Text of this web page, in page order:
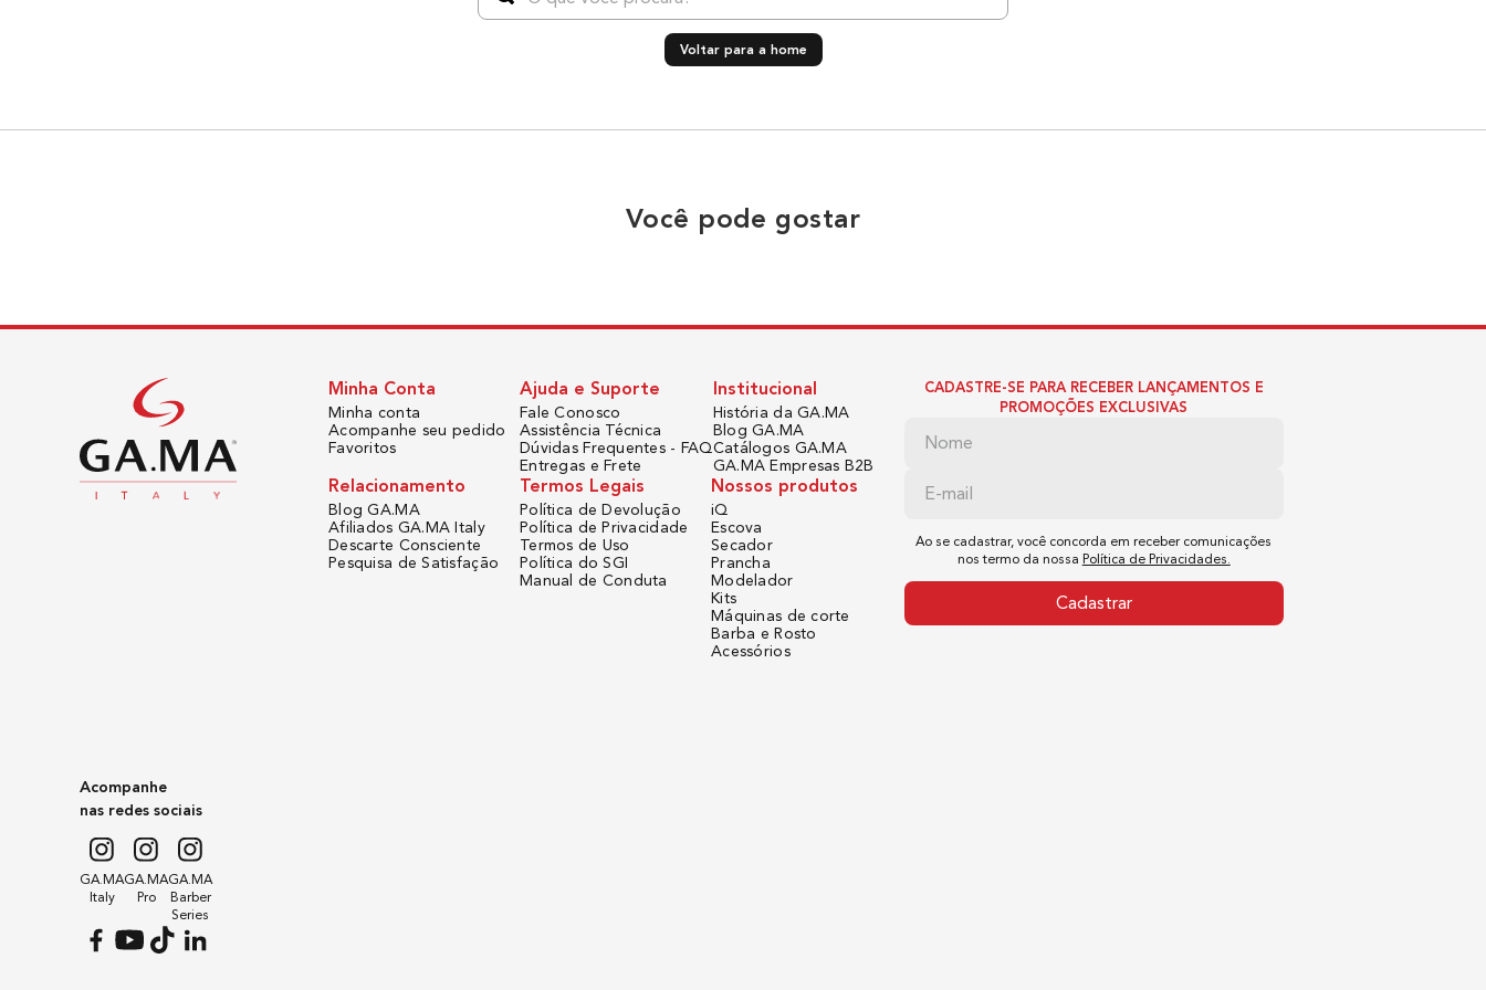
Voltar para a home
Você pode gostar
Acompanhe
nas redes sociais
GA.MA
Italy
GA.MA
Pro
GA.MA
Barber
Series
Minha Conta
Minha conta
Acompanhe seu pedido
Favoritos
Ajuda e Suporte
Fale Conosco
Assistência Técnica
Dúvidas Frequentes - FAQ
Entregas e Frete
Institucional
História da GA.MA
Blog GA.MA
Catálogos GA.MA
GA.MA Empresas B2B
Relacionamento
Blog GA.MA
Afiliados GA.MA Italy
Descarte Consciente
Pesquisa de Satisfação
Termos Legais
Política de Devolução
Política de Privacidade
Termos de Uso
Política do SGI
Manual de Conduta
Nossos produtos
iQ
Escova
Secador
Prancha
Modelador
Kits
Máquinas de corte
Barba e Rosto
Acessórios
CADASTRE-SE PARA RECEBER LANÇAMENTOS E
PROMOÇÕES EXCLUSIVAS
Ao se cadastrar, você concorda em receber comunicações
nos termo da nossa Política de Privacidades.
Cadastrar